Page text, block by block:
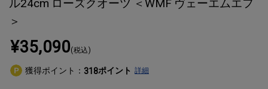
＞
¥35,090(税込)
獲得ポイント： 318ポイント 詳細